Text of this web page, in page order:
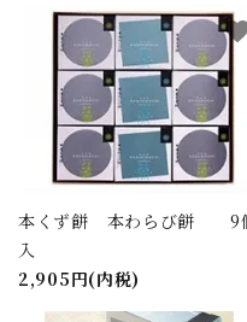
本くず餅 本わらび餅 9
入
2,905円(内税)